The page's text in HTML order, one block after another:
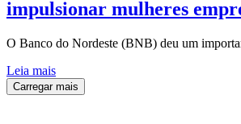
impulsionar mulheres
O Banco do Nordeste (BNB) deu um
Leia mais
Carregar mais